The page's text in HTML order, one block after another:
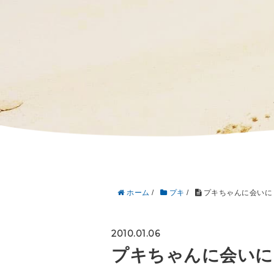
ホーム / プキ / プキちゃんに会いに
2010.01.06
プキちゃんに会い